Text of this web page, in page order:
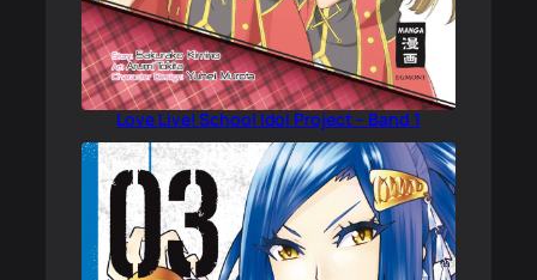
Love Live! School Idol Project – Band 1